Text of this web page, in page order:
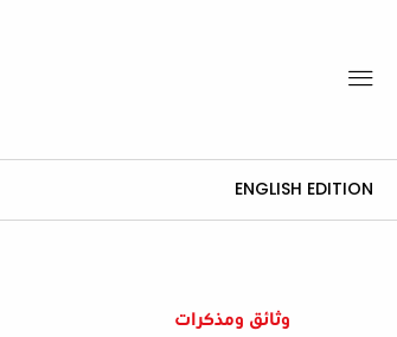
ENGLISH EDITION
وثائق ومذكرات